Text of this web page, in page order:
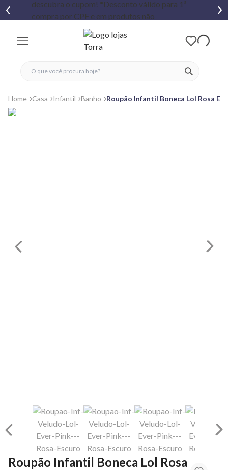
ver
fechar menu
fechar menu
favoritos
Home Casa Infantil Banho Roupão Infantil Boneca Lol Rosa
Roupão Infantil Boneca Lol Rosa